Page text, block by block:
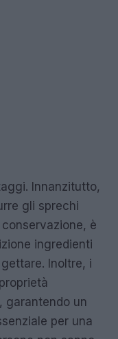
Innanzitutto,
gli sprechi
è
ingredienti
Inoltre, i
garantendo un
per una